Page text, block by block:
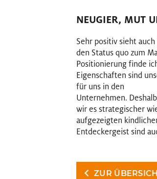
NEUGIER, MUT
Sehr positiv sieht
den Status quo zum
Positionierung finde
Eigenschaften sind
für uns in den
Unternehmen.
wir es strategischer
aufgezeigten
Entdeckergeist sind
ZUR